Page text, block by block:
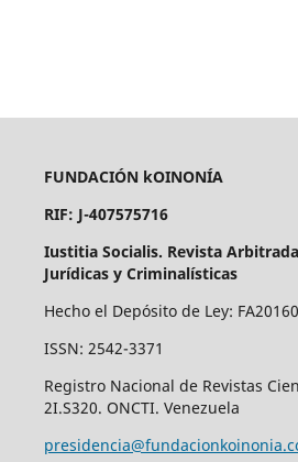
FUNDACIÓN kOINONÍA
RIF: J-407575716
Iustitia Socialis. Revista
Jurídicas y Criminalísticas
Hecho el Depósito de Ley:
ISSN: 2542-3371
Registro Nacional de Revistas
2I.S320. ONCTI. Venezuela